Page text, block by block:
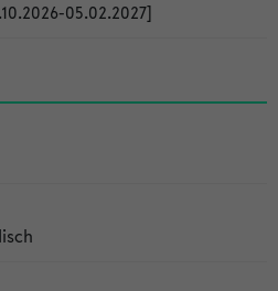
05.02.2027]